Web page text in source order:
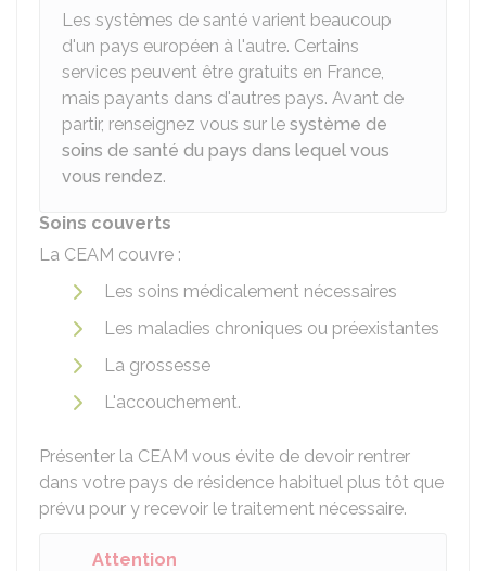
Les systèmes de santé varient beaucoup
d'un pays européen à l'autre. Certains
services peuvent être gratuits en France,
mais payants dans d'autres pays. Avant de
partir, renseignez vous sur le système de
soins de santé du pays dans lequel vous
vous rendez.
Soins couverts
La CEAM couvre :
Les soins médicalement nécessaires
Les maladies chroniques ou préexistantes
La grossesse
L'accouchement.
Présenter la CEAM vous évite de devoir rentrer
dans votre pays de résidence habituel plus tôt que
prévu pour y recevoir le traitement nécessaire.
Attention